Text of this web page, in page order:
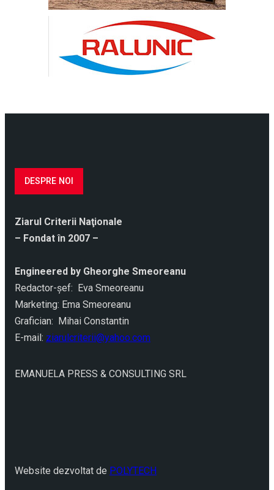
DESPRE NOI
Ziarul Criterii Naţionale
– Fondat în 2007 –
Engineered by Gheorghe Smeoreanu
Redactor-şef: Eva Smeoreanu
Marketing: Ema Smeoreanu
Grafician: Mihai Constantin
E-mail: ziarulcriterii@yahoo.com
EMANUELA PRESS & CONSULTING SRL
Website dezvoltat de POLYTECH